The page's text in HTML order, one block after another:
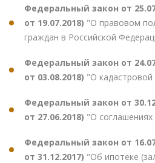
Федеральный закон от
от 19.07.2018) "О правовом
граждан в Российской
Федеральный закон от
от 03.08.2018) "О кадастровой
Федеральный закон от
от 27.06.2018) "О соглашениях
Федеральный закон от
от 31.12.2017) "Об ипотеке